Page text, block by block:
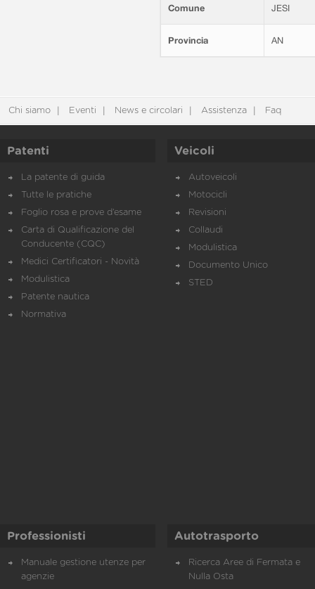
Comune JESI
Provincia AN
Chi siamo Eventi News e circolari Assistenza Faq
Patenti
La patente di guida
Tutte le pratiche
Foglio rosa e prove d’esame
Carta di Qualificazione del
Conducente (CQC)
Medici Certificatori - Novità
Modulistica
Patente nautica
Normativa
Veicoli
Autoveicoli
Motocicli
Revisioni
Collaudi
Modulistica
Documento Unico
STED
Professionisti
Manuale gestione utenze per
agenzie
Autotrasporto
Ricerca Aree di Fermata e
Nulla Osta